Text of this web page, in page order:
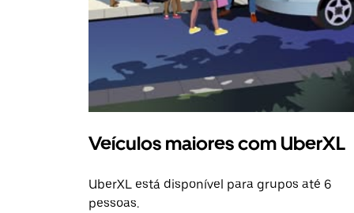
Veículos maiores com UberXL
UberXL está disponível para grupos até 6
pessoas.